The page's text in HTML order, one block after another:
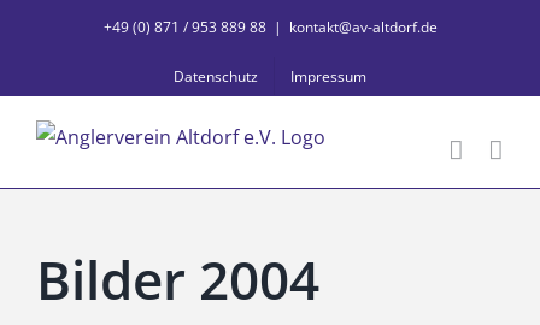
+49 (0) 871 / 953 889 88 | kontakt@av-altdorf.de
Datenschutz Impressum
Bilder 2004